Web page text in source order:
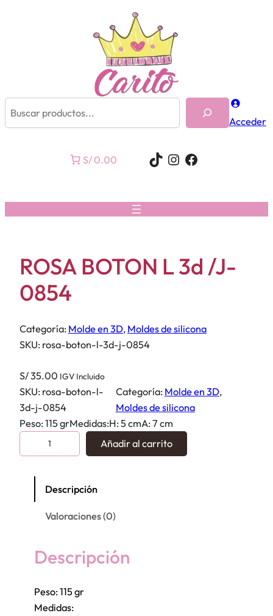
Acceder
S/ 0.00 TikTok
Instagram
Facebook
ROSA BOTON L 3d /J-
0854
Categoría: Molde en 3D, Moldes de silicona
SKU: rosa-boton-l-3d-j-0854
S/35.00 IGV Incluido
SKU: rosa-boton-l-
3d-j-0854
Categoría: Molde en 3D ,
Moldes de silicona
Peso: 115 grMedidas:H: 5 cmA: 7 cm
O
Añadir al carrito
Descripción
Valoraciones (0)
Descripción
Peso: 115 gr
Medidas: